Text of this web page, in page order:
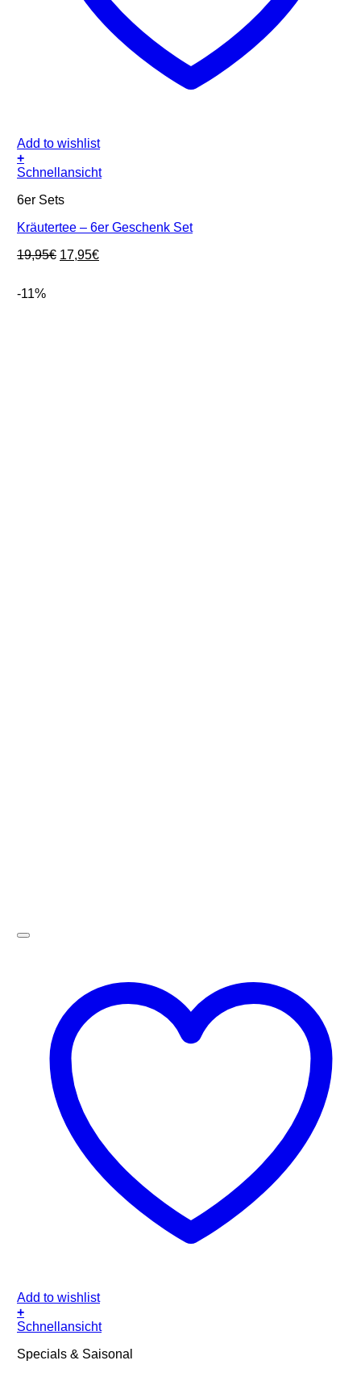
Add to wishlist
+
Schnellansicht
6er Sets
Kräutertee – 6er Geschenk Set
19,95€ Ursprünglicher
17,95€Aktueller
-11%
Add to wishlist
+
Schnellansicht
Specials & Saisonal